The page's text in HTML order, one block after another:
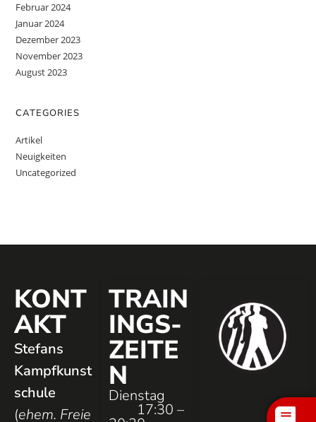
Februar 2024
Januar 2024
Dezember 2023
November 2023
August 2023
CATEGORIES
Artikel
Neuigkeiten
Uncategorized
KONT
AKT
Stefans
Kampfkunst
schule
(ehem. Freie
TRAIN
INGS­
ZEITE
N
Dienstag
17:30 –